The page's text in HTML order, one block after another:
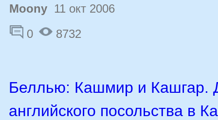
Moony 11 окт 2006
0
8732
Беллью: Кашмир и Кашгар.
английского посольства в